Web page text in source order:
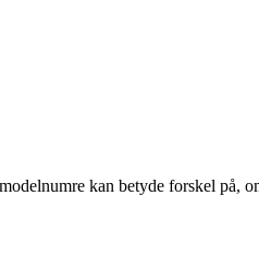
kan betyde forskel på,